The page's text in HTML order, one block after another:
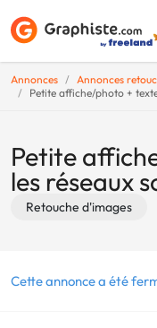
Annonces
Annonces
Petite affiche/photo +
Petite
les réseaux
Retouche d'images
Cette annonce a été